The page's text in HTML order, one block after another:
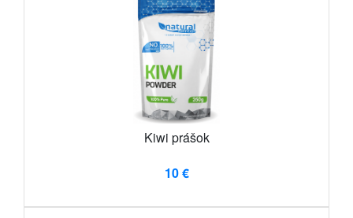
Kiwi prášok
10 €